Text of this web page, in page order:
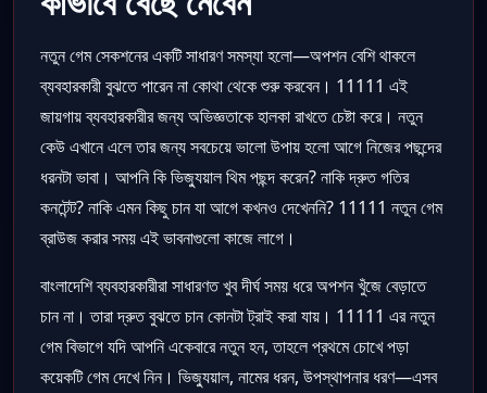
নতুন গেম সেকশনের একটি সাধারণ সমস্যা হলো—অপশন বেশি থাকলে
ব্যবহারকারী বুঝতে পারেন না কোথা থেকে শুরু করবেন। 11111 এই
জায়গায় ব্যবহারকারীর জন্য অভিজ্ঞতাকে হালকা রাখতে চেষ্টা করে। নতুন
কেউ এখানে এলে তার জন্য সবচেয়ে ভালো উপায় হলো আগে নিজের পছন্দের
ধরনটা ভাবা। আপনি কি ভিজ্যুয়াল থিম পছন্দ করেন? নাকি দ্রুত গতির
কনটেন্ট? নাকি এমন কিছু চান যা আগে কখনও দেখেননি? 11111 নতুন গেম
ব্রাউজ করার সময় এই ভাবনাগুলো কাজে লাগে।
বাংলাদেশি ব্যবহারকারীরা সাধারণত খুব দীর্ঘ সময় ধরে অপশন খুঁজে বেড়াতে
চান না। তারা দ্রুত বুঝতে চান কোনটা ট্রাই করা যায়। 11111 এর নতুন
গেম বিভাগে যদি আপনি একেবারে নতুন হন, তাহলে প্রথমে চোখে পড়া
কয়েকটি গেম দেখে নিন। ভিজ্যুয়াল, নামের ধরন, উপস্থাপনার ধরণ—এসব